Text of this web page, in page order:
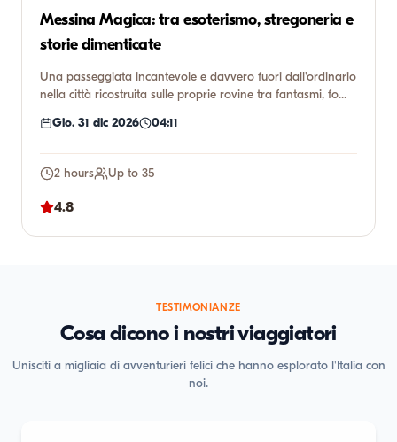
Messina Magica: tra esoterismo, stregoneria e
storie dimenticate
Una passeggiata incantevole e davvero fuori dall'ordinario
nella città ricostruita sulle proprie rovine tra fantasmi, fo...
Gio. 31 dic 2026
04:11
2 hours Up to 35
4.8
TESTIMONIANZE
Cosa dicono i nostri viaggiatori
Unisciti a migliaia di avventurieri felici che hanno esplorato l'Italia con
noi.